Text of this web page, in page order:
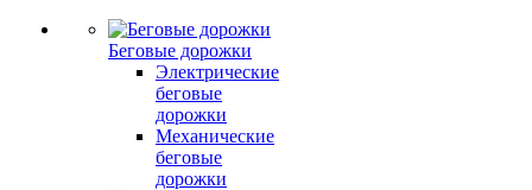
Беговые дорожки
Электрические
беговые
дорожки
Механические
беговые
дорожки